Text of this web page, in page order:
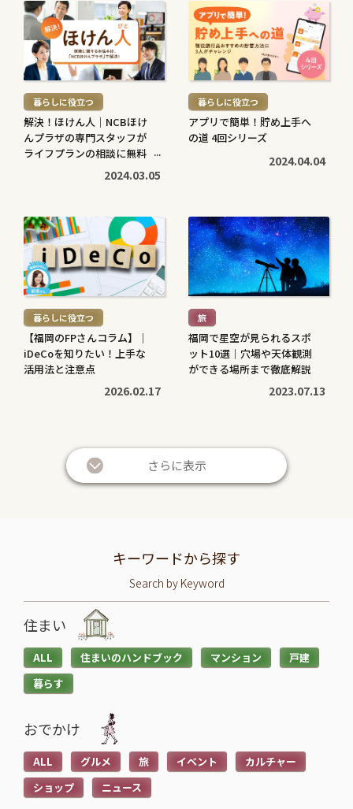
続
き
を
読
む
> 暮らしに役立つ
解決！ほけん人｜NCBほけ
んプラザの専門スタッフが
ライフプランの相談に無料
2024.03.05
続
き
を
読
む
> 暮らしに役立つ
アプリで簡単！貯め上手へ
の道 4回シリーズ
2024.04.04
続
き
を
読
む
> 暮らしに役立つ
【福岡のFPさんコラム】｜
iDeCoを知りたい！上手な
活用法と注意点
2026.02.17
続
き
を
読
む
> 旅
福岡で星空が見られるスポ
ット10選｜穴場や天体観測
ができる場所まで徹底解説
2023.07.13
投資信託と株の違いは？仕
組みやリスク、利益などを
比較してわかりやすく解説
2026.05.28
き
を
退職金は定期預金で運用す
べき？メリット・デメリッ
トと条件を解説
2026.05.21
続
き
を
む
>
高校生でも口座開設でき
る？必要な書類や流れ・注
意点をわかりやすく解説
>
住宅ローン中に転職しても
さらに表示
キーワードから探す
Search by Keyword
住まい
ALL 住まいのハンドブック マンション
戸建
暮らす
おでかけ
ALL グルメ 旅 イベント
カルチャー
ショップ
ニュース